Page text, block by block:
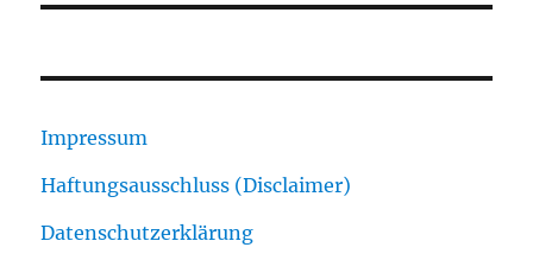
Impressum
Haftungsausschluss (Disclaimer)
Datenschutzerklärung